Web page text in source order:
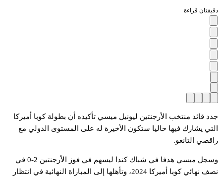
دقيقتان قراءة
جدد قائد منتخب الأرجنتين ليونيل ميسي تأكيده أن بطولة كوبا أميركا
التي يشارك فيها حاليا ستكون الأخيرة له على المستوى الدولي مع
راقصي التانغو.
وسجل ميسي هدفا في شباك كندا ليسهم في فوز الأرجنتين 2-0 في
نصف نهائي كوبا أميركا 2024، وتأهلها إلى المباراة النهائية في انتظار